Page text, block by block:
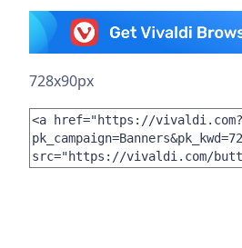
728x90px